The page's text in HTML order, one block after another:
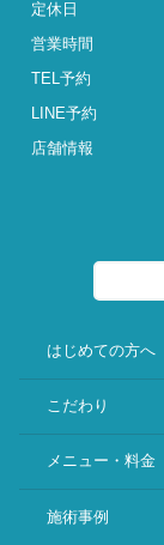
定休日
営業時間
TEL予約
LINE予約
店舗情報
はじめての方へ
こだわり
メニュー・料金
施術事例